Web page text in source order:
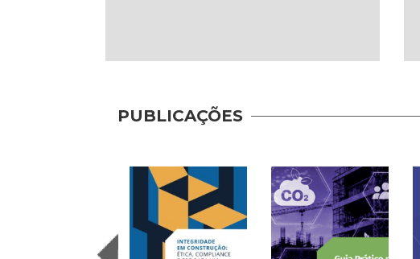
PUBLICAÇÕES